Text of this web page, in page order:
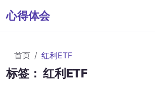
心得体会
首页 红利ETF
标签：红利ETF